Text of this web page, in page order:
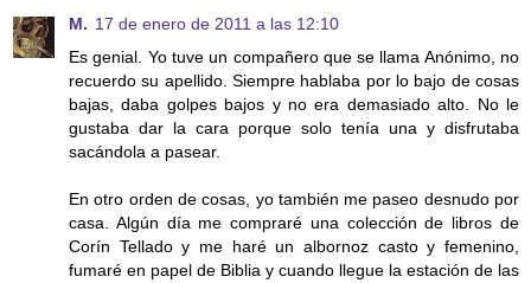
M. 17 de enero de 2011 a las 12:10
Es genial. Yo tuve un compañero que se llama Anónimo, no
recuerdo su apellido. Siempre hablaba por lo bajo de cosas
bajas, daba golpes bajos y no era demasiado alto. No le
gustaba dar la cara porque solo tenía una y disfrutaba
sacándola a pasear.
En otro orden de cosas, yo también me paseo desnudo por
casa. Algún día me compraré una colección de libros de
Corín Tellado y me haré un albornoz casto y femenino,
fumaré en papel de Biblia y cuando llegue la estación de las